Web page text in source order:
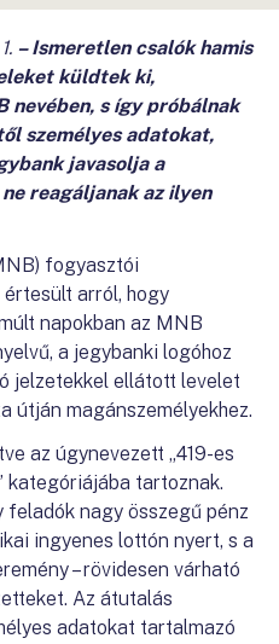
– Ismeretlen csalók hamis
küldtek ki,
nevében, s így próbálnak
személyes adatokat,
javasolja a
reagáljanak az ilyen
fogyasztói
arról, hogy
napokban az MNB
a jegybanki logóhoz
jelzetekkel ellátott levelet
útján magánszemélyekhez.
az úgynevezett „419-es
kategóriájába tartoznak.
feladók nagy összegű pénz
ingyenes lottón nyert, s a
– rövidesen várható
Az átutalás
adatokat tartalmazó